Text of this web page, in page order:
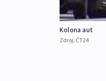
Kolona aut
Zdroj: ČT24